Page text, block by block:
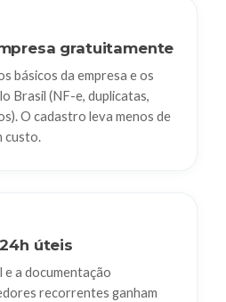
gratuitamente
básicos da empresa e os
Brasil (NF-e, duplicatas,
O cadastro leva menos de
custo.
úteis
e a documentação
recorrentes ganham